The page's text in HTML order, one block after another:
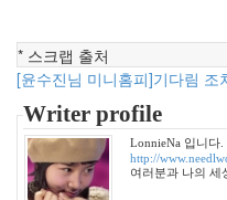
* 스크랩 출처
[윤수진님 미니홈피]기다림 조
Writer profile
LonnieNa 입니다.
http://
여러분과 나의 세
2011
년
5
월
2
2011
년